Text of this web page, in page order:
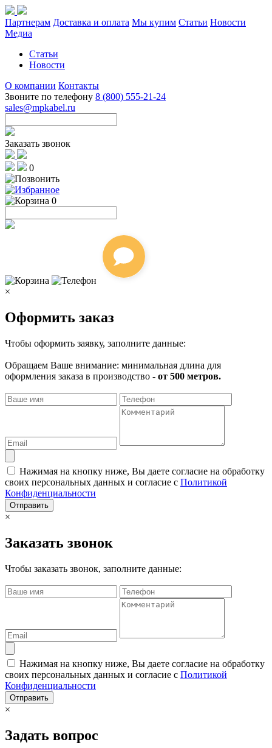
Партнерам Доставка и оплата Мы купим Статьи Новости
Медиа
Статьи
Новости
О компании Контакты
Звоните по телефону 8 (800) 555-21-24
sales@mpkabel.ru
Заказать звонок
0
0
×
Оформить заказ
Чтобы оформить заявку, заполните данные:
Обращаем Ваше внимание: минимальная длина для
оформления заказа в производство - от 500 метров.
Нажимая на кнопку ниже, Вы даете согласие на обработку
своих персональных данных и согласие с Политикой
Конфиденциальности
Отправить
×
Заказать звонок
Чтобы заказать звонок, заполните данные:
Нажимая на кнопку ниже, Вы даете согласие на обработку
своих персональных данных и согласие с Политикой
Конфиденциальности
Отправить
×
Задать вопрос